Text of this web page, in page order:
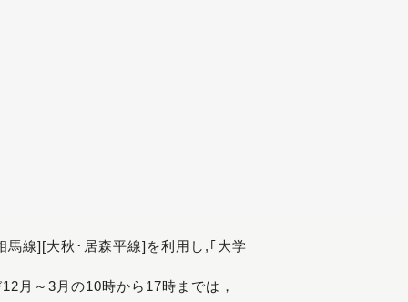
線][大秋･居森平線]を利用し,｢大学
月～3月の10時から17時までは，